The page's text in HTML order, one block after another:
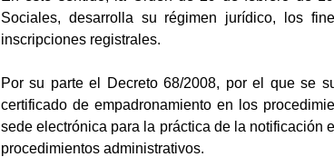
Sociales, desarrolla su régimen jurídico, los
inscripciones registrales.
Por su parte el Decreto 68/2008, por el que se
certificado de empadronamiento en los
sede electrónica para la práctica de la
procedimientos administrativos.